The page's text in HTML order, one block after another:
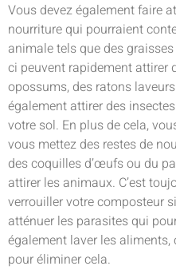
Vous devez également faire
nourriture qui pourraient
animale tels que des
ci peuvent rapidement attirer
opossums, des ratons
également attirer des
votre sol. En plus de cela,
vous mettez des restes de
des coquilles d’œufs ou du
attirer les animaux. C’est
verrouiller votre composteur
atténuer les parasites qui
également laver les
pour éliminer cela.